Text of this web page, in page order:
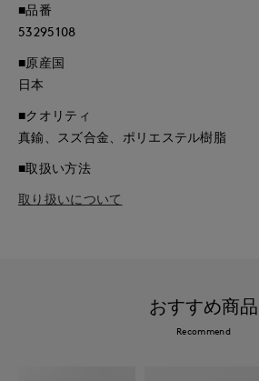
■品番
53295108
■原産国
日本
■クオリティ
真鍮、スズ合金、ポリエステル樹脂
■取扱い方法
取り扱いについて
おすすめ商品
Recommend